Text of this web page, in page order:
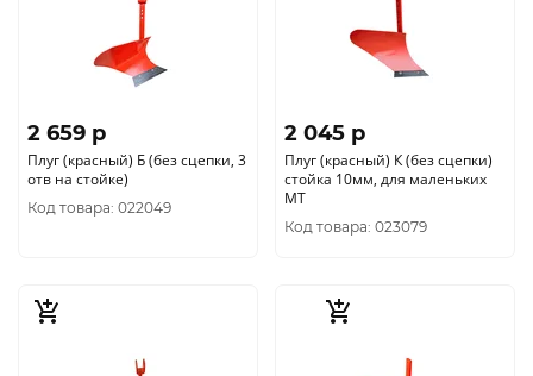
2 659 p
Плуг (красный) Б (без сцепки, 3
отв на стойке)
Код товара: 022049
2 045 p
Плуг (красный) К (без сцепки)
стойка 10мм, для маленьких
МТ
Код товара: 023079